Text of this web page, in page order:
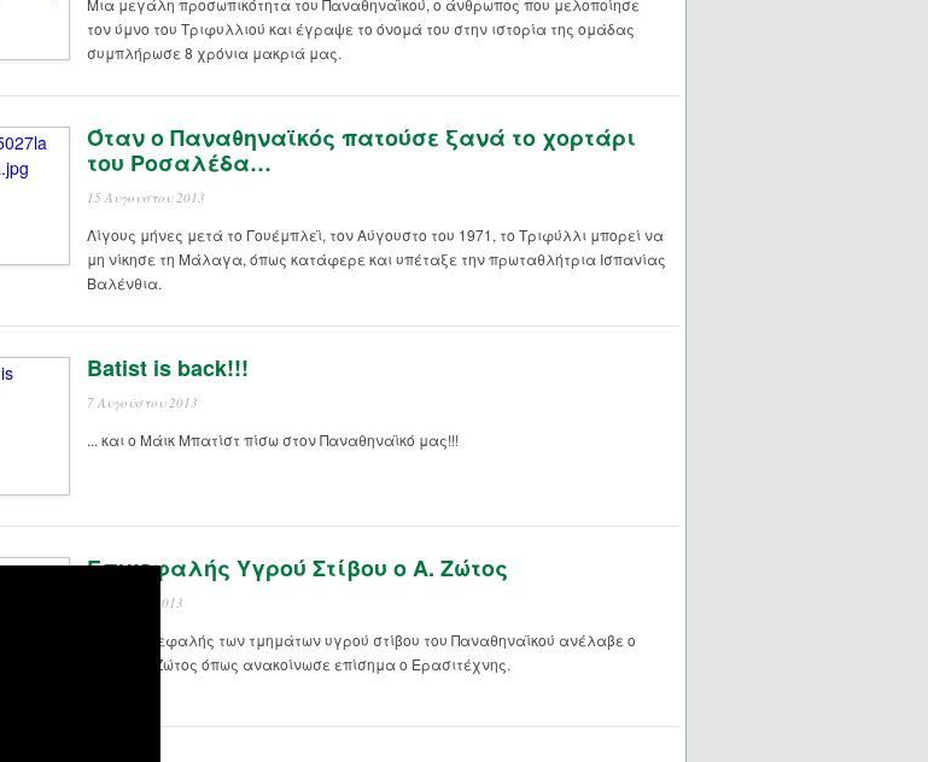
Μια μεγάλη προσωπικότητα του Παναθηναϊκού, ο άνθρωπος που μελοποίησε
τον ύμνο του Τριφυλλιού και έγραψε το όνομά του στην ιστορία της ομάδας
συμπλήρωσε 8 χρόνια μακριά μας.
Όταν ο Παναθηναϊκός πατούσε ξανά το χορτάρι
του Ροσαλέδα…
15 Αυγούστου 2013
Λίγους μήνες μετά το Γουέμπλεϊ, τον Αύγουστο του 1971, το Τριφύλλι μπορεί να
μη νίκησε τη Μάλαγα, όπως κατάφερε και υπέταξε την πρωταθλήτρια Ισπανίας
Βαλένθια.
Batist is back!!!
7 Αυγούστου 2013
... και ο Μάικ Μπατίστ πίσω στον Παναθηναϊκό μας!!!
Επικεφαλής Υγρού Στίβου ο Α. Ζώτος
15 Ιουλίου 2013
Νέος επικεφαλής των τμημάτων υγρού στίβου του Παναθηναϊκού ανέλαβε ο
Ανδρέας Ζώτος όπως ανακοίνωσε επίσημα ο Ερασιτέχνης.